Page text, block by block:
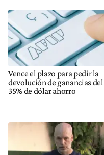
Vence el plazo para pedir la
devolución de ganancias del
35% de dólar ahorro